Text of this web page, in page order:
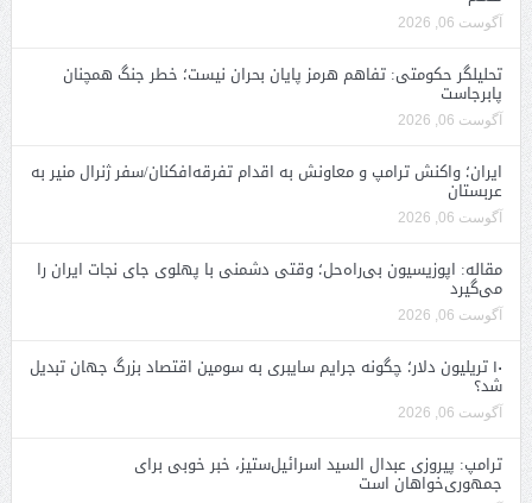
آگوست 06, 2026
تحلیلگر حکومتی: تفاهم هرمز پایان بحران نیست؛ خطر جنگ همچنان
پابرجاست
آگوست 06, 2026
ایران؛ واکنش ترامپ و معاونش به اقدام تفرقه‌افکنان/سفر ژنرال منیر به
عربستان
آگوست 06, 2026
مقاله: اپوزیسیون بی‌راه‌حل؛ وقتی دشمنی با پهلوی جای نجات ایران را
می‌گیرد
آگوست 06, 2026
۱۰ تریلیون دلار؛ چگونه جرایم سایبری به سومین اقتصاد بزرگ جهان تبدیل
شد؟
آگوست 06, 2026
ترامپ: پیروزی عبدال السید اسرائیل‌ستیز، خبر خوبی برای
جمهوری‌خواهان است